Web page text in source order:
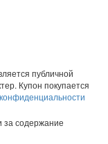
публичной
Купон покупается
за содержание